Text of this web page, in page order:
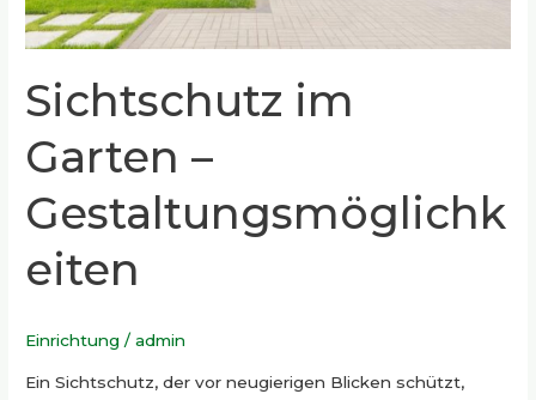
Sichtschutz im
Garten –
Gestaltungsmöglichk
eiten
Einrichtung /admin
Ein Sichtschutz, der vor neugierigen Blicken schützt,